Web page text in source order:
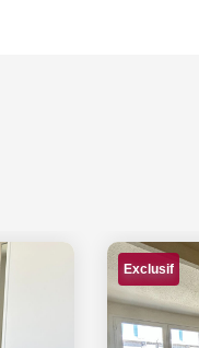
Exclusif